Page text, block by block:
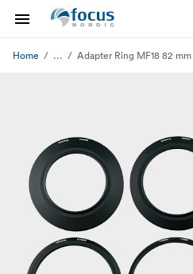
Home ... Adapter Ring MF18 82 mm